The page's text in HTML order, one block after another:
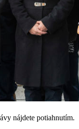
nájdete potiahnutím.